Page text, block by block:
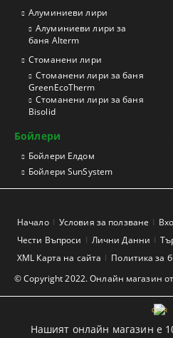
Aлуминиеви лири
Алуминиеви лири за
баня Alterm
Стоманени лири
Стоманени лири за баня
GreenEcoTherm
Стоманени лири за баня
Bisolid
Бойлери
Бойлери Елдом
Бойлери SunSystem
© Copyright 2022. Онлайн магазин от
Начало Условия за ползване
Чести Въпроси
Лични Данни
XML Карта на сайта
Политика за
GDPR
Нашият онлайн магазин е